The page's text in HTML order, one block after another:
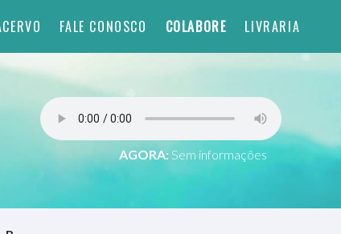
FALE CONOSCO COLABORE LIVRARIA
AGORA: Sem informações